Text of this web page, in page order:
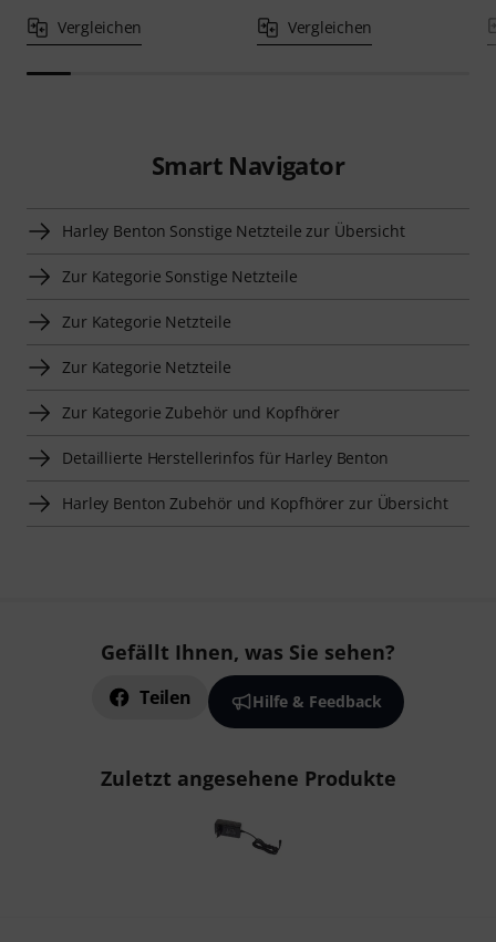
Vergleichen Vergleichen
Smart Navigator
Harley Benton Sonstige Netzteile zur Übersicht
Zur Kategorie Sonstige Netzteile
Zur Kategorie Netzteile
Zur Kategorie Netzteile
Zur Kategorie Zubehör und Kopfhörer
Detaillierte Herstellerinfos für Harley Benton
Harley Benton Zubehör und Kopfhörer zur Übersicht
Gefällt Ihnen, was Sie sehen?
Teilen Hilfe & Feedback
Zuletzt angesehene Produkte